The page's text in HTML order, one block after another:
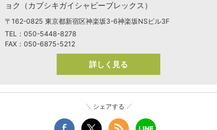
ョク（カブシキガイシャビーブレックス）
〒162-0825 東京都新宿区神楽坂3-6神楽坂NSビル3F
TEL：050-5448-8278
FAX：050-6875-5212
詳しく見る
シェアする